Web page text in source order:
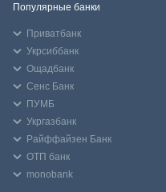
Популярные банки
Приватбанк
Укрсиббанк
Ощадбанк
Сенс Банк
ПУМБ
Укргазбанк
Райффайзен Банк
ОТП банк
monobank